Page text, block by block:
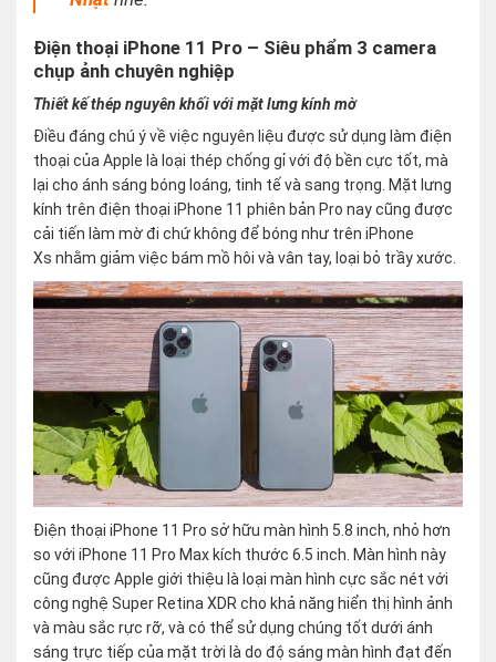
Điện thoại iPhone 11 Pro – Siêu phẩm 3 camera
chụp ảnh chuyên nghiệp
Thiết kế thép nguyên khối với mặt lưng kính mờ
Điều đáng chú ý về việc nguyên liệu được sử dụng làm điện
thoại của Apple là loại thép chống gỉ với độ bền cực tốt, mà
lại cho ánh sáng bóng loáng, tinh tế và sang trọng. Mặt lưng
kính trên điện thoại iPhone 11 phiên bản Pro nay cũng được
cải tiến làm mờ đi chứ không để bóng như trên iPhone
Xs nhằm giảm việc bám mồ hôi và vân tay, loại bỏ trầy xước.
Điện thoại iPhone 11 Pro sở hữu màn hình 5.8 inch, nhỏ hơn
so với iPhone 11 Pro Max kích thước 6.5 inch. Màn hình này
cũng được Apple giới thiệu là loại màn hình cực sắc nét với
công nghệ Super Retina XDR cho khả năng hiển thị hình ảnh
và màu sắc rực rỡ, và có thể sử dụng chúng tốt dưới ánh
sáng trực tiếp của mặt trời là do độ sáng màn hình đạt đến